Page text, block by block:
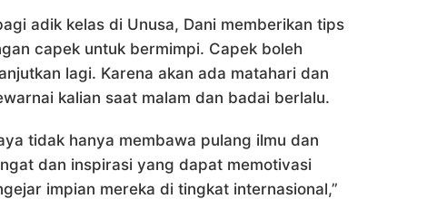
adik kelas di Unusa, Dani memberikan tips
capek untuk bermimpi. Capek boleh
lagi. Karena akan ada matahari dan
kalian saat malam dan badai berlalu.
tidak hanya membawa pulang ilmu dan
dan inspirasi yang dapat memotivasi
impian mereka di tingkat internasional,”